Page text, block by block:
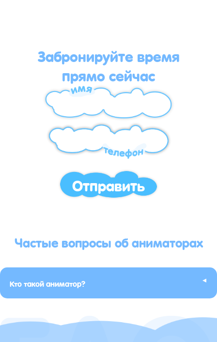
Забронируйте время
прямо сейчас
Отправить
Частые вопросы об аниматорах
Кто такой аниматор? ▸